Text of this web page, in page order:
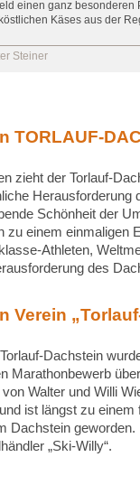
einen ganz besonderen
Käses aus der
Steiner
TORLAUF-
zieht der Torlauf-
Schönheit der
zu einem einmaligen
Athleten,
des
Verein
Dachstein
Marathonbewerb
Walter und Willi
ist längst zu
Dachstein
„Ski-Willy“.